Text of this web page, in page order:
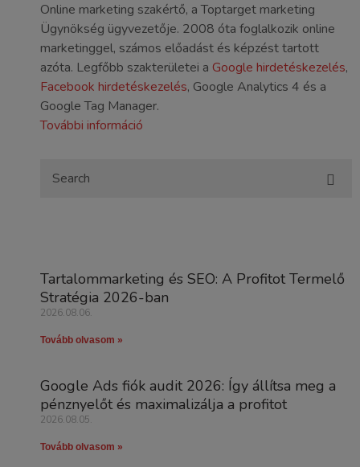
Online marketing szakértő, a Toptarget marketing
Ügynökség ügyvezetője. 2008 óta foglalkozik online
marketinggel, számos előadást és képzést tartott
azóta. Legfőbb szakterületei a Google hirdetéskezelés,
Facebook hirdetéskezelés, Google Analytics 4 és a
Google Tag Manager.
További információ
Tartalommarketing és SEO: A Profitot Termelő
Stratégia 2026-ban
2026.08.06.
Tovább olvasom »
Google Ads fiók audit 2026: Így állítsa meg a
pénznyelőt és maximalizálja a profitot
2026.08.05.
Tovább olvasom »